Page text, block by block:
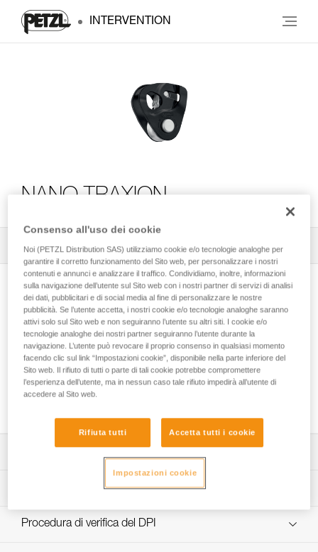
INTERVENTION
NANO TRAXION
Tutti i consigli tecnici 1 Filtro
Test di efficacia e rendimento di un paranco
con MAESTRO, I’D S, PRO TRAXION,
ROLLCLIP...
Technical Notice
App per il controllo e la manutenzione dei DPI
scopri ePPEcentre
Procedura di verifica del DPI
Consenso all'uso dei cookie
Noi (PETZL Distribution SAS) utilizziamo cookie e/o tecnologie analoghe per
garantire il corretto funzionamento del Sito web, per personalizzare i nostri
contenuti e annunci e analizzare il traffico. Condividiamo, inoltre, informazioni
sulla navigazione dell’utente sul Sito web con i nostri partner di servizi di analisi
dei dati, pubblicitari e di social media al fine di personalizzare le nostre
pubblicità. Se l’utente accetta, i nostri cookie e/o tecnologie analoghe saranno
attivi solo sul Sito web e non seguiranno l’utente su altri siti. I cookie e/o
tecnologie analoghe dei nostri partner seguiranno l’utente durante la
navigazione. L’utente può revocare il proprio consenso in qualsiasi momento
facendo clic sul link “Impostazioni cookie”, disponibile nella parte inferiore del
Sito web. Il rifiuto di tutti o parte di tali cookie potrebbe compromettere
l’esperienza dell’utente, ma in nessun caso tale rifiuto impedirà all’utente di
accedere al Sito web.
Rifiuta tutti Accetta tutti i cookie
Impostazioni cookie